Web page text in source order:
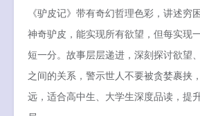
《驴皮记》带有奇幻哲理色彩，讲述穷
神奇驴皮，能实现所有欲望，但每实现
短一分。故事层层递进，深刻探讨欲望
之间的关系，警示世人不要被贪婪裹挟
远，适合高中生、大学生深度品读，提